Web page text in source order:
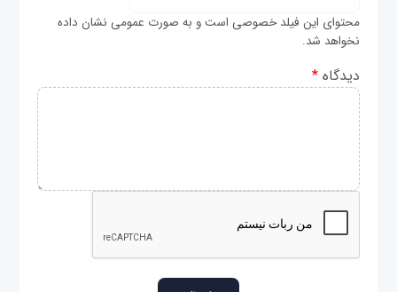
محتوای این فیلد خصوصی است و به صورت عمومی نشان داده
نخواهد شد.
دیدگاه*